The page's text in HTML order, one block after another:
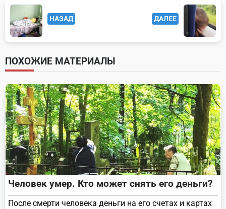
<span
class="nav-
subtitle
screen-
reader-
text">Page</span>
НАЗАД ДАЛЕЕ
ПОХОЖИЕ МАТЕРИАЛЫ
Человек умер. Кто может снять его деньги?
После смерти человека деньги на его счетах и картах